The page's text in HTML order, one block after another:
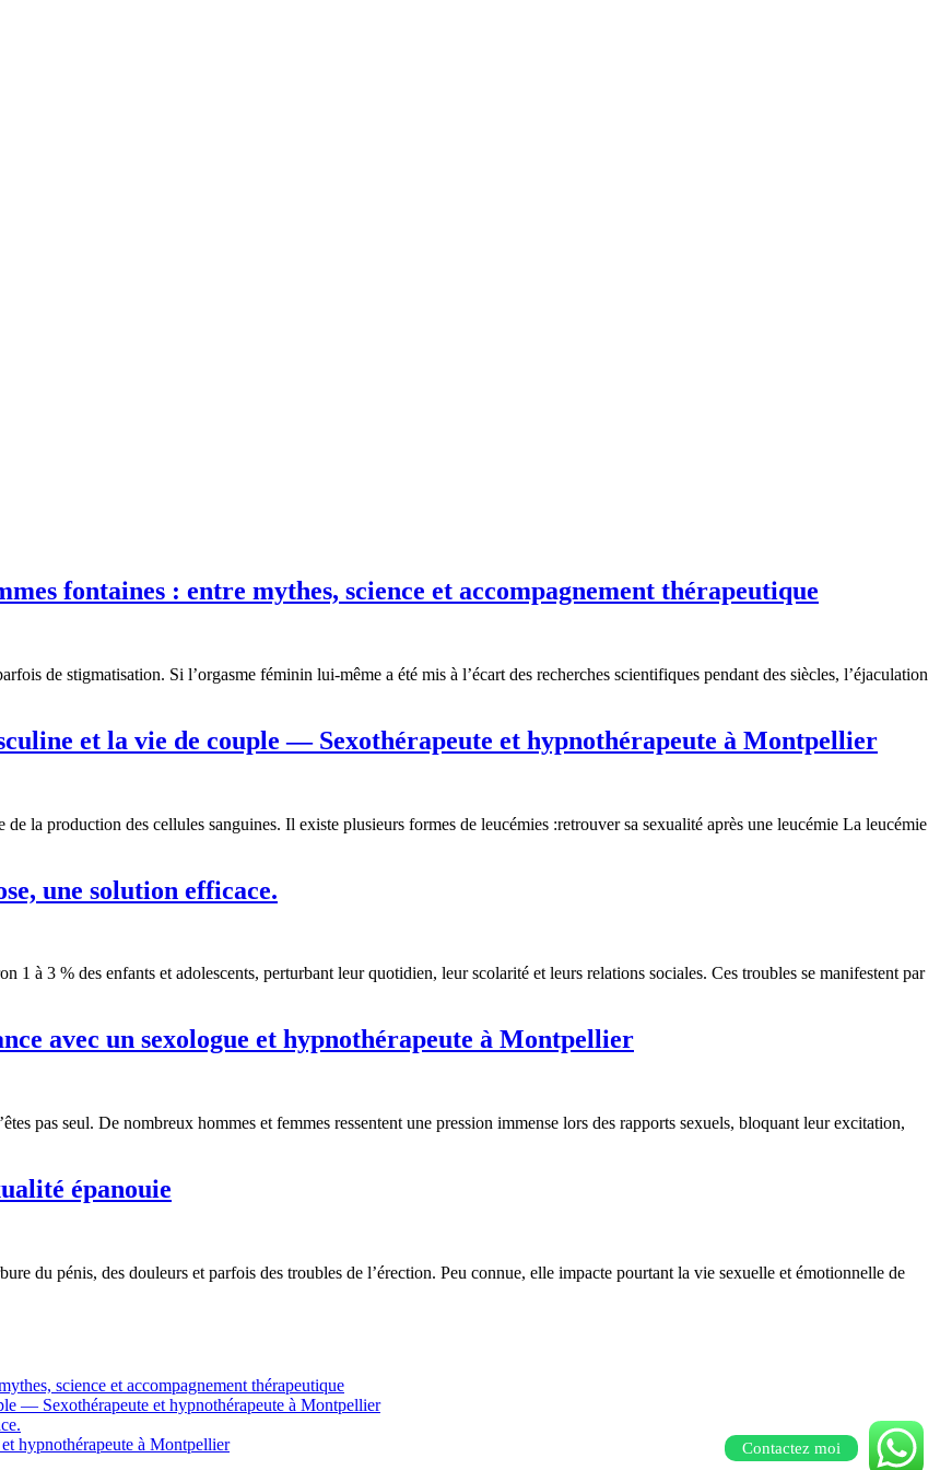
fontaines : entre mythes, science et accompagnement thérapeutique
de stigmatisation. Si l’orgasme féminin lui-même a été mis à l’écart des recherches scientifiques pendant des siècles, l’éjaculation
et la vie de couple — Sexothérapeute et hypnothérapeute à Montpellier
la production des cellules sanguines. Il existe plusieurs formes de leucémies :retrouver sa sexualité après une leucémie La leucémie
une solution efficace.
à 3 % des enfants et adolescents, perturbant leur quotidien, leur scolarité et leurs relations sociales. Ces troubles se manifestent par
avec un sexologue et hypnothérapeute à Montpellier
pas seul. De nombreux hommes et femmes ressentent une pression immense lors des rapports sexuels, bloquant leur excitation,
épanouie
du pénis, des douleurs et parfois des troubles de l’érection. Peu connue, elle impacte pourtant la vie sexuelle et émotionnelle de
science et accompagnement thérapeutique
— Sexothérapeute et hypnothérapeute à Montpellier
hypnothérapeute à Montpellier
Contactez moi